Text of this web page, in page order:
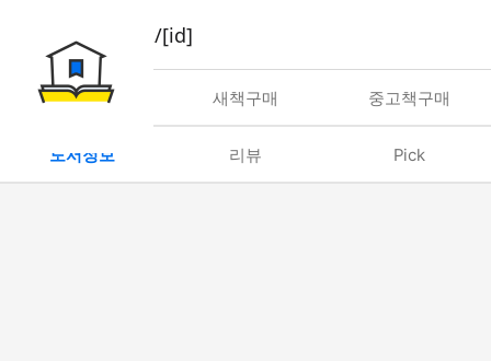
book/rent/[id]
대여 새책구매 중고책구매
도서정보 리뷰 Pick